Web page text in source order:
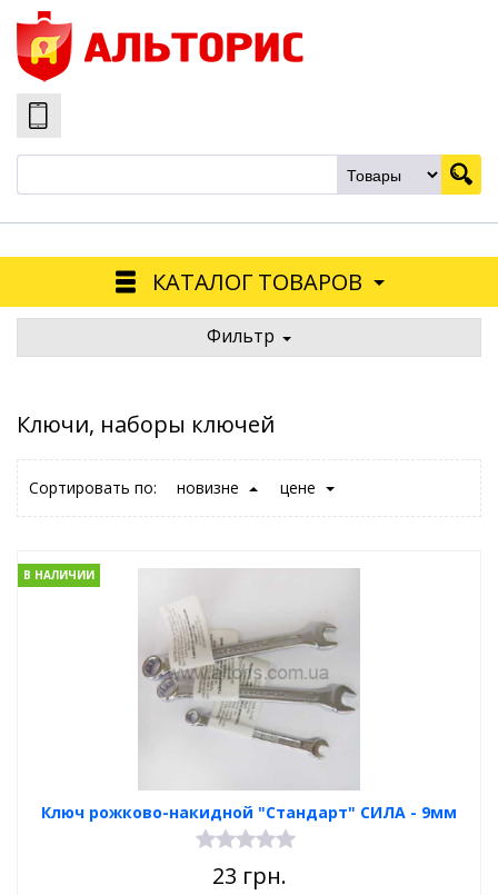
КАТАЛОГ ТОВАРОВ
Фильтр
Ключи, наборы ключей
Сортировать по: новизне цене
Ключ рожково-накидной "Стандарт" СИЛА - 9мм
В НАЛИЧИИ
23 грн.